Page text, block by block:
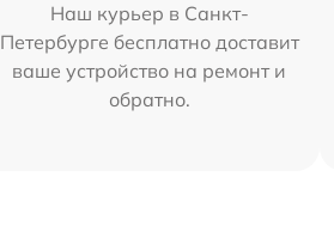
Наш курьер в Санкт-
Петербурге бесплатно доставит
ваше устройство на ремонт и
обратно.